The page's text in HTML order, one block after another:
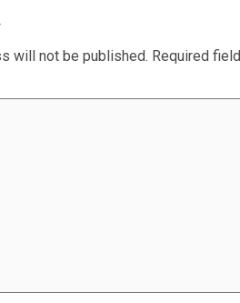
will not be published. Required